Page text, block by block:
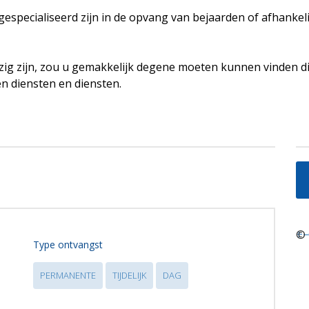
zijn in de opvang van bejaarden of
zijn, zou u gemakkelijk degene moeten kunnen vinden
diensten en diensten.
Type ontvangst
PERMANENTE TIJDELIJK DAG
+−
©